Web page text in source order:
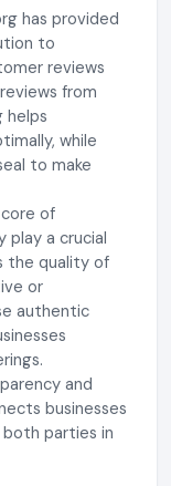
has provided
to
reviews
from
helps
while
to make
of
play a crucial
the quality of
or
authentic
and
businesses
parties in